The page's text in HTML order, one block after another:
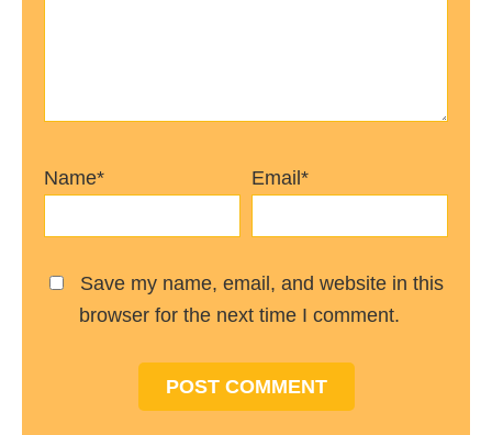
Name* Email*
Save my name, email, and website in this
browser for the next time I comment.